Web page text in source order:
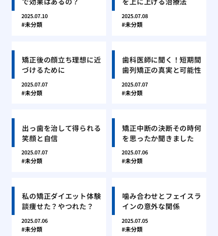
2025.07.10
未分類
2025.07.08
未分類
矯正後の顔立ち理想に近
づけるために
2025.07.07
未分類
歯科医師に聞く！短期間
歯列矯正の真実と可能性
2025.07.07
未分類
出っ歯を治して得られる
笑顔と自信
2025.07.07
未分類
矯正中断の決断その時何
を思ったか聞きました
2025.07.06
未分類
私の矯正ダイエット体験
談痩せた？やつれた？
2025.07.06
未分類
噛み合わせとフェイスラ
インの意外な関係
2025.07.05
未分類